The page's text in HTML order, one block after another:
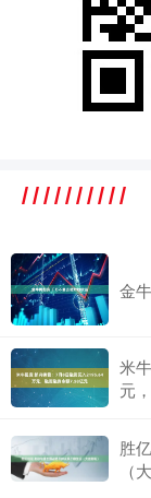
金
米
元
胜
（